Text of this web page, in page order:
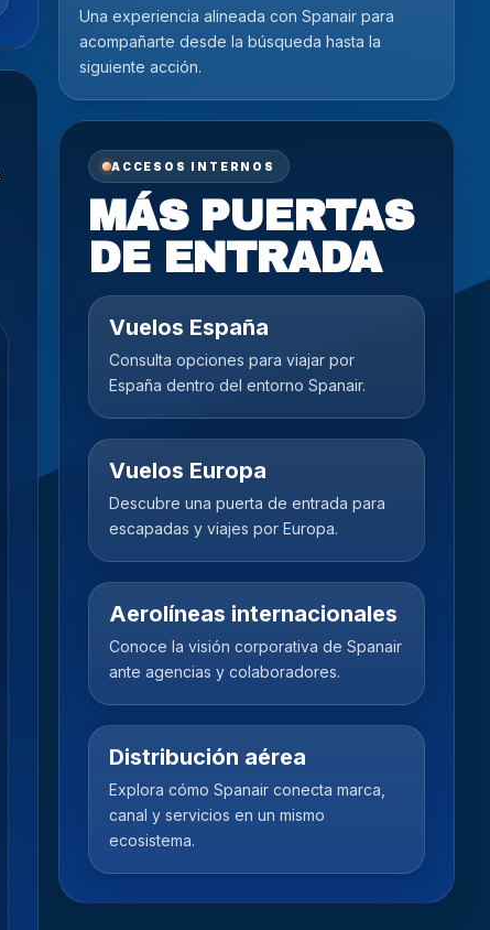
Una experiencia alineada con Spanair para
acompañarte desde la búsqueda hasta la
siguiente acción.
ACCESOS INTERNOS
MÁS PUERTAS
DE ENTRADA
Vuelos España
Consulta opciones para viajar por
España dentro del entorno Spanair.
Vuelos Europa
Descubre una puerta de entrada para
escapadas y viajes por Europa.
Aerolíneas internacionales
Conoce la visión corporativa de Spanair
ante agencias y colaboradores.
Distribución aérea
Explora cómo Spanair conecta marca,
canal y servicios en un mismo
ecosistema.